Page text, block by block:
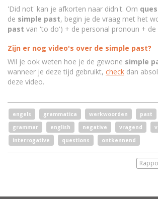
'Did not' kan je afkorten naar didn't. Om
de simple past, begin je de vraag met het
past van 'to do') + de personal pronoun + de
Zijn er nog video's over de simple past?
Wil je ook weten hoe je de gewone simple
wanneer je deze tijd gebruikt, check dan
deze video.
engels grammatica werkwoorden past
grammar
english negative vragend
interrogative
questions ontkennend